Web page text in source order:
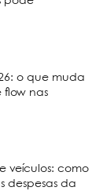
o que muda
nas
veículos: como
despesas da